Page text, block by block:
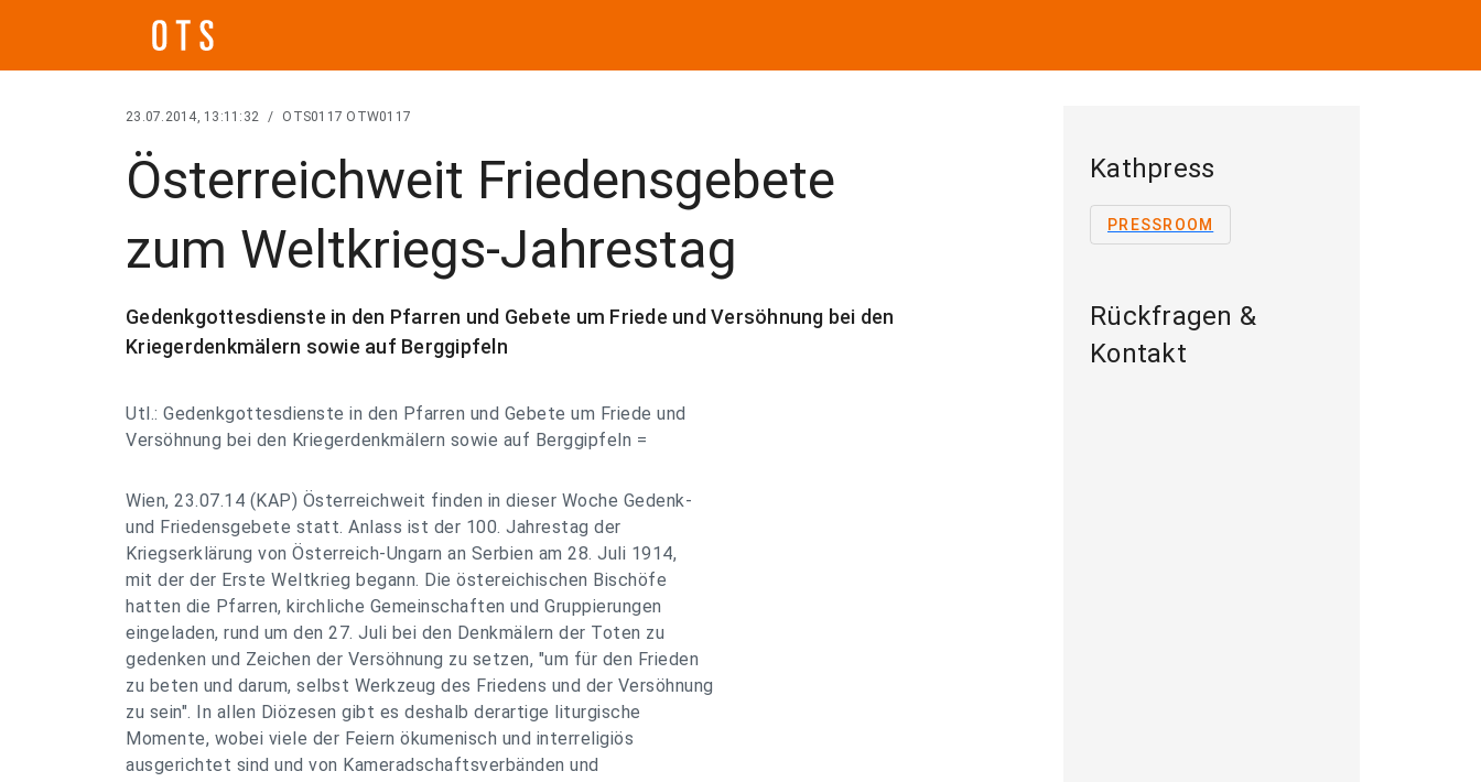
23.07.2014, 13:11:32 / OTS0117 OTW0117
Österreichweit Friedensgebete
zum Weltkriegs-Jahrestag
Gedenkgottesdienste in den Pfarren und Gebete um Friede und Versöhnung bei den
Kriegerdenkmälern sowie auf Berggipfeln
Utl.: Gedenkgottesdienste in den Pfarren und Gebete um Friede und
Versöhnung bei den Kriegerdenkmälern sowie auf Berggipfeln =
Wien, 23.07.14 (KAP) Österreichweit finden in dieser Woche Gedenk-
und Friedensgebete statt. Anlass ist der 100. Jahrestag der
Kriegserklärung von Österreich-Ungarn an Serbien am 28. Juli 1914,
mit der der Erste Weltkrieg begann. Die östereichischen Bischöfe
hatten die Pfarren, kirchliche Gemeinschaften und Gruppierungen
eingeladen, rund um den 27. Juli bei den Denkmälern der Toten zu
gedenken und Zeichen der Versöhnung zu setzen, "um für den Frieden
zu beten und darum, selbst Werkzeug des Friedens und der Versöhnung
zu sein". In allen Diözesen gibt es deshalb derartige liturgische
Momente, wobei viele der Feiern ökumenisch und interreligiös
ausgerichtet sind und von Kameradschaftsverbänden und
Kathpress
PRESSROOM
Rückfragen &
Kontakt